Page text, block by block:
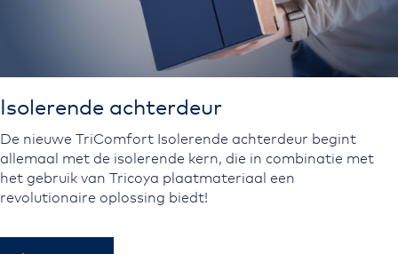
Isolerende achterdeur
De nieuwe TriComfort Isolerende achterdeur begint
allemaal met de isolerende kern, die in combinatie met
het gebruik van Tricoya plaatmateriaal een
revolutionaire oplossing biedt!